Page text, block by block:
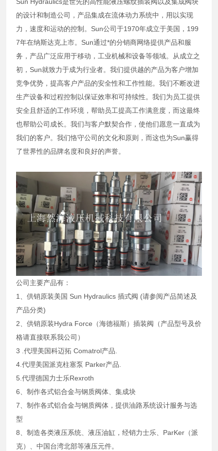
的设计和制造公司，产品集成在流体动力系统中，用以实现
力，速度和运动的控制。Sun公司于1970年成立于美国，199
7年在纳斯达克上市。Sun通过*的分销商网络提供产品和服
务，产品广泛应用于移动，工业机械和设备等领域。从成立之
初，Sun就致力于成为行业者。我们提供越的产品为客户增加
竞争优势，提高客户产品的安全性和工作性能。我们不断改进
生产设备和过程控制以保证效率和可持续性。我们为员工提供
安全且舒适的工作环境，帮助员工提高工作满意度，而这最终
也帮助公司成长。我们与客户默契合作，使他们愿意一直成为
我们的客户。我们恪守公司的文化和原则，而这也为Sun赢得
了世界性的品牌名度和良好的声誉。
公司主要产品有：
1、供销原装美国 Sun Hydraulics 插式阀 (请参阅产品简述及
产品分类)
2、供销原装Hydra Force（海德福斯）插装阀（产品型号及价
格请直接联系我公司）
3 .代理美国科迈拓 Comatrol产品.
4.代理美国派克柱塞泵 Parker产品.
5.代理德国力士乐Rexroth
6、制作各式铝合金与钢质阀体、集成块
7、制作各式铝合金与钢质阀体，提供油路系统设计服务与选
型
8、制造各类液压系统、液压油缸，经销力士乐、ParKer（派
克）、中国台湾北部等液压元件。